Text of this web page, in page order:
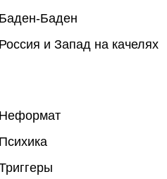
Баден
и Запад на качелях